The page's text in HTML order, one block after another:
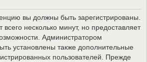
вы должны быть зарегистрированы.
всего несколько минут, но предоставляет
Администратором
установлены также дополнительные
пользователей. Прежде